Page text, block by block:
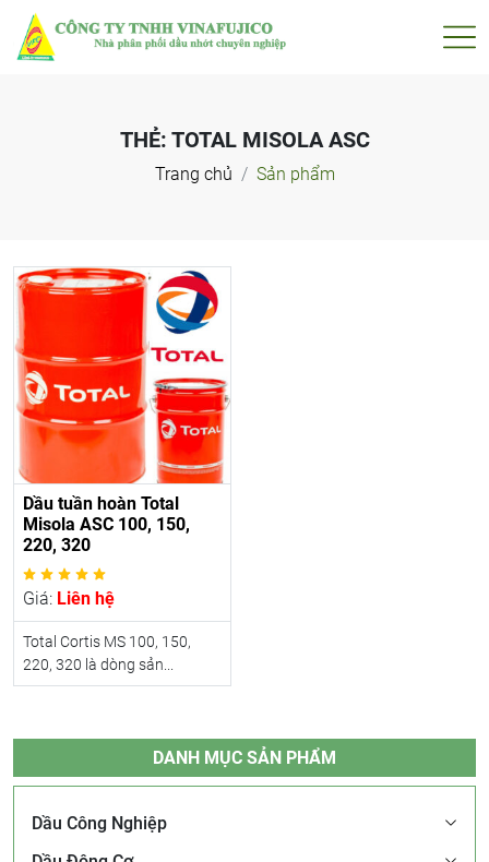
THẺ: TOTAL MISOLA ASC
Trang chủ Sản phẩm
Dầu tuần hoàn Total
Misola ASC 100, 150,
220, 320
Giá: Liên hệ
Total Cortis MS 100, 150,
220, 320 là dòng sản...
DANH MỤC SẢN PHẨM
Dầu Công Nghiệp